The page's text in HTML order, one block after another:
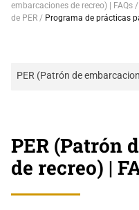
embarcaciones de recreo) | FAQs
de PER
Programa de prácticas
PER (Patrón de
PER (Patrón
de recreo) |